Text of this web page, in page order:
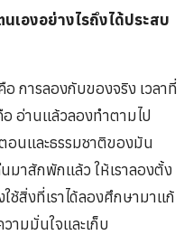
องอย่างไรถึงได้ประสบ
การลองกับของจริง เวลาที่
อ อ่านแล้วลองทำตามไป
อนและธรรมชาติของมัน
มาสักพักแล้ว ให้เราลองตั้ง
สิ่งที่เราได้ลองศึกษามาแก้
ามมั่นใจและเก็บ